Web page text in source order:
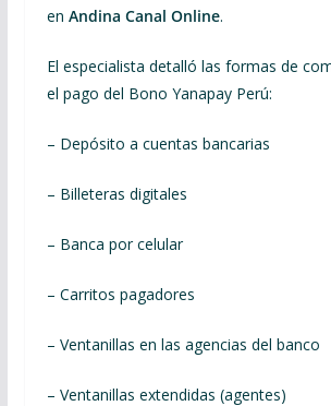
en Andina Canal Online.
El especialista detalló las formas de
el pago del Bono Yanapay Perú:
– Depósito a cuentas bancarias
– Billeteras digitales
– Banca por celular
– Carritos pagadores
– Ventanillas en las agencias del banco
– Ventanillas extendidas (agentes)